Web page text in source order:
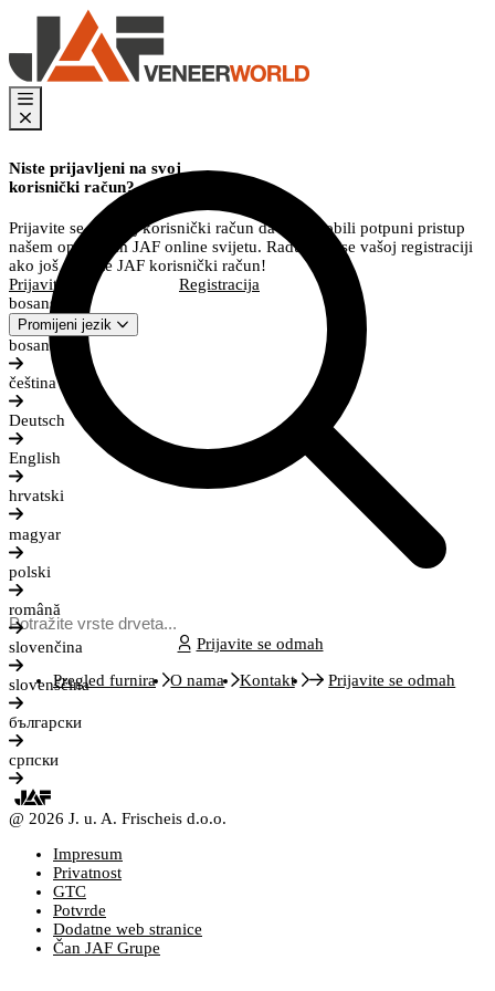
Prijavite se odmah
Pregled furnira O nama Kontakt Prijavite se odmah
Niste prijavljeni na svoj
korisnički račun?
Prijavite se na svoj korisnički račun da biste dobili potpuni pristup
našem opsežnom JAF online svijetu. Radujemo se vašoj registraciji
ako još nemate JAF korisnički račun!
Prijavite se
Registracija
bosanski
Promijeni jezik
bosanski
čeština
Deutsch
English
hrvatski
magyar
polski
română
slovenčina
slovenščina
български
српски
@ 2026 J. u. A. Frischeis d.o.o.
Impresum
Privatnost
GTC
Potvrde
Dodatne web stranice
Čan JAF Grupe